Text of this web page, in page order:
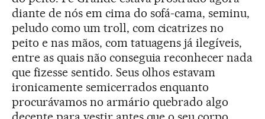
diante de nós em cima do sofá-cama, seminu,
peludo como um troll, com cicatrizes no
peito e nas mãos, com tatuagens já ilegíveis,
entre as quais não conseguia reconhecer nada
que fizesse sentido. Seus olhos estavam
ironicamente semicerrados enquanto
procurávamos no armário quebrado algo